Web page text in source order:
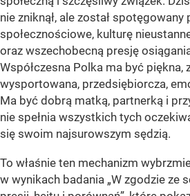
nie zniknął, ale został spotęgowany
społecznościowe, kulturę
oraz wszechobecną presję
Współczesna Polka ma być piękna,
wysportowana, przedsiębiorcza,
Ma być dobrą matką, partnerką i
nie spełnia wszystkich tych
się swoim najsurowszym sędzią.
To właśnie ten mechanizm
w wynikach badania „W zgodzie ze